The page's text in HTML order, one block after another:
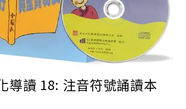
導讀 18: 注音符號誦讀本